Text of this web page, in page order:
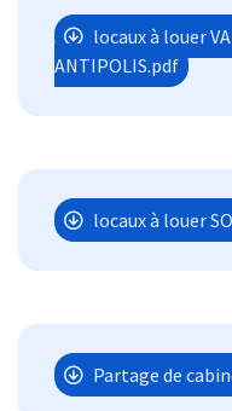
locaux à louer
ANTIPOLIS.pdf
locaux à louer
Partage de